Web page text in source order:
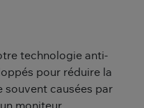
technologie anti-
pour réduire la
souvent causées par